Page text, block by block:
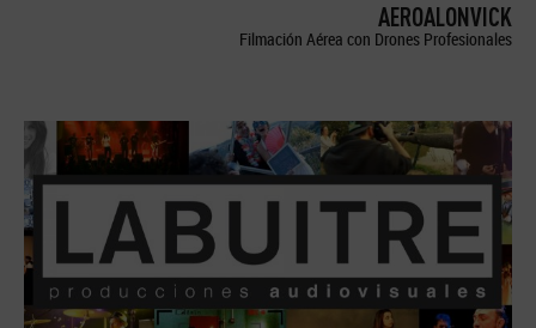
AEROALONVICK
Filmación Aérea con Drones Profesionales